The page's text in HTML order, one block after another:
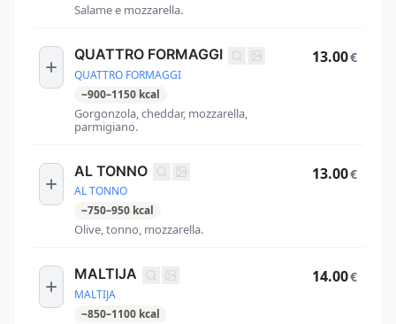
Salame e mozzarella.
QUATTRO FORMAGGI
QUATTRO FORMAGGI
~900–1150 kcal
Gorgonzola, cheddar, mozzarella,
parmigiano.
13.00€
AL TONNO
AL TONNO
~750–950 kcal
Olive, tonno, mozzarella.
13.00€
MALTIJA
MALTIJA
~850–1100 kcal
14.00€